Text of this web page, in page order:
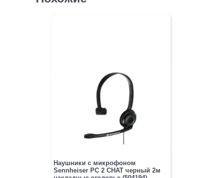
Наушники с микрофоном
Sennheiser PC 2 CHAT черный 2м